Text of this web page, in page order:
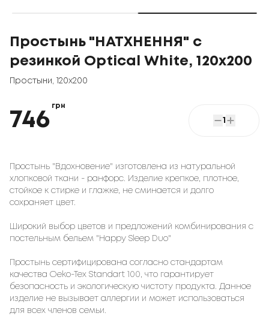
Простынь "НАТХНЕННЯ" с
резинкой Optical White, 120x200
Простыни 120x200
746
грн
1
Простынь "Вдохновение" изготовлена из натуральной
хлопковой ткани - ранфорс. Изделие крепкое, плотное,
стойкое к стирке и глажке, не сминается и долго
сохраняет цвет.
Широкий выбор цветов и предложений комбинирования с
постельным бельем "Happy Sleep Duo"
Простынь сертифицирована согласно стандартам
качества Oeko-Tex Standart 100, что гарантирует
безопасность и экологическую чистоту продукта. Данное
изделие не вызывает аллергии и может использоваться
для всех членов семьи.